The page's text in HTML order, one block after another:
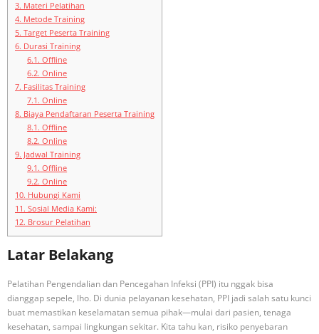
3. Materi Pelatihan
4. Metode Training
5. Target Peserta Training
6. Durasi Training
6.1. Offline
6.2. Online
7. Fasilitas Training
7.1. Online
8. Biaya Pendaftaran Peserta Training
8.1. Offline
8.2. Online
9. Jadwal Training
9.1. Offline
9.2. Online
10. Hubungi Kami
11. Sosial Media Kami:
12. Brosur Pelatihan
Latar Belakang
Pelatihan Pengendalian dan Pencegahan Infeksi (PPI) itu nggak bisa
dianggap sepele, lho. Di dunia pelayanan kesehatan, PPI jadi salah satu kunci
buat memastikan keselamatan semua pihak—mulai dari pasien, tenaga
kesehatan, sampai lingkungan sekitar. Kita tahu kan, risiko penyebaran